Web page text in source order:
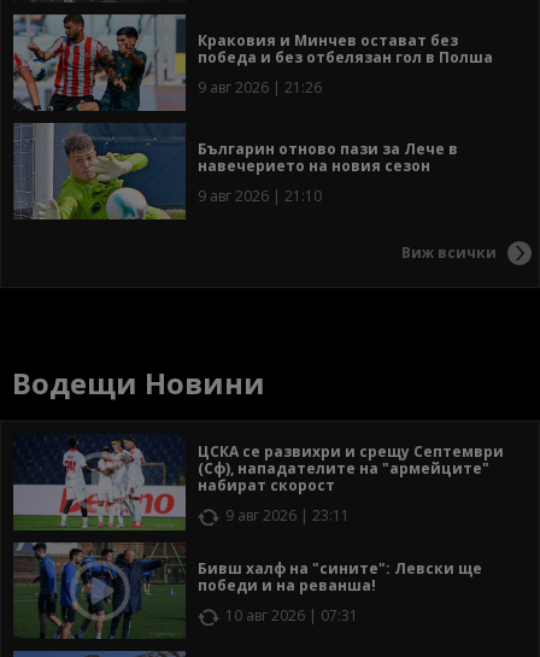
Краковия и Минчев остават без
победа и без отбелязан гол в Полша
9 авг 2026 | 21:26
Българин отново пази за Лече в
навечерието на новия сезон
9 авг 2026 | 21:10
Виж всички
Водещи Новини
ЦСКА се развихри и срещу Септември
(Сф), нападателите на "армейците"
набират скорост
9 авг 2026 | 23:11
Бивш халф на "сините": Левски ще
победи и на реванша!
10 авг 2026 | 07:31